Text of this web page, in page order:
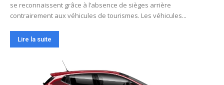
se reconnaissent grâce à l’absence de sièges arrière
contrairement aux véhicules de tourismes. Les véhicules...
Lire la suite